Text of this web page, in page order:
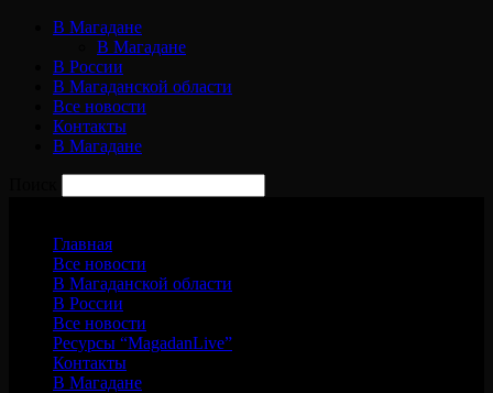
В Магадане
В Магадане
В России
В Магаданской области
Все новости
Контакты
В Магадане
Главная
Все новости
В Магаданской области
В России
Все новости
Ресурсы “MagadanLive”
Контакты
В Магадане